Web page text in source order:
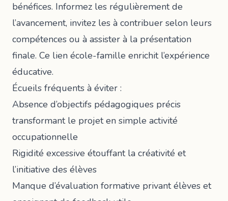
bénéfices. Informez les régulièrement de
l’avancement, invitez les à contribuer selon leurs
compétences ou à assister à la présentation
finale. Ce lien école-famille enrichit l’expérience
éducative.
Écueils fréquents à éviter :
Absence d’objectifs pédagogiques précis
transformant le projet en simple activité
occupationnelle
Rigidité excessive étouffant la créativité et
l’initiative des élèves
Manque d’évaluation formative privant élèves et